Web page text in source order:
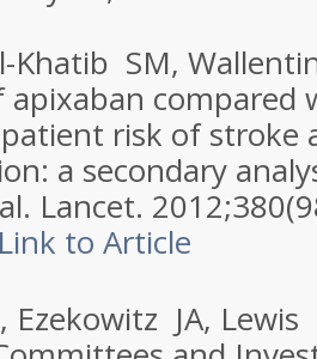
Khatib SM,
apixaban compared
risk of stroke
a secondary
Lancet.
Link to Article
Ezekowitz JA,